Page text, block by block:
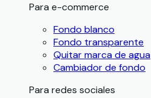
Para e-commerce
Fondo blanco
Fondo transparente
Quitar marca de agua
Cambiador de fondo
Para redes sociales